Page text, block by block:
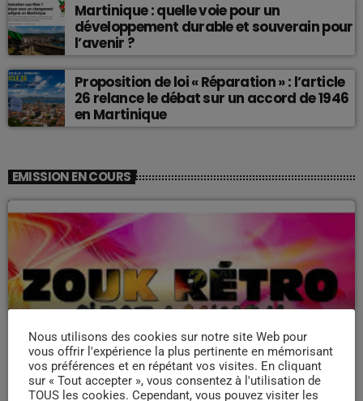
Martinique : quelle voie pour un
développement durable et souverain pour
l’avenir ?
Proposition de loi « Réparation » : l’article
26 relance le débat sur un accord de 1946
en Martinique
EMISSION EN COURS
ZOUK NOSTALGIE
Nostalgie retro
19:00 - 22:00 more_vert
Nous utilisons des cookies sur notre site Web pour
vous offrir l'expérience la plus pertinente en mémorisant
vos préférences et en répétant vos visites. En cliquant
sur « Tout accepter », vous consentez à l'utilisation de
TOUS les cookies. Cependant, vous pouvez visiter les